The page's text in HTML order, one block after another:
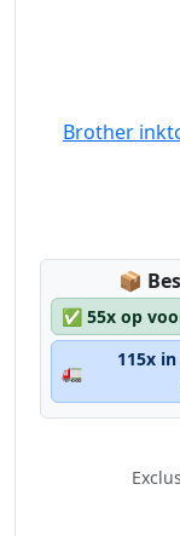
Brother
📦
✅ 55x op
🚛
115x